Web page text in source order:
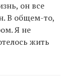
он все
В общем-то,
Я не
жить